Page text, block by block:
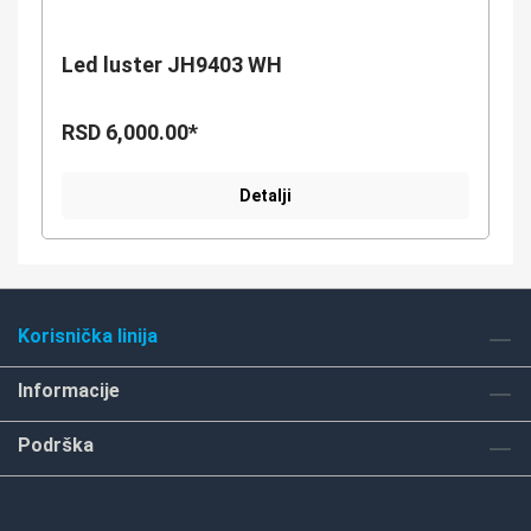
Led luster JH9403 WH
RSD 6,000.00*
Detalji
Korisnička linija
Informacije
Podrška